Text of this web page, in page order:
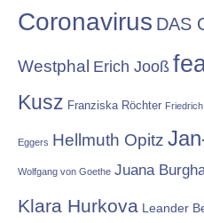
Coronavirus DAS
Westphal Erich Jooß
Kusz Franziska Röchter Friedrich
Eggers Hellmuth Opitz
Wolfgang von Goethe Juana
Klara Hurkova Leander